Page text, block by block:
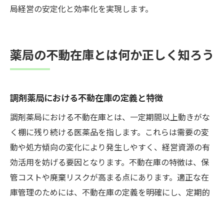
局経営の安定化と効率化を実現します。
薬局の不動在庫とは何か正しく知ろう
調剤薬局における不動在庫の定義と特徴
調剤薬局における不動在庫とは、一定期間以上動きがな
く棚に残り続ける医薬品を指します。これらは需要の変
動や処方傾向の変化により発生しやすく、経営資源の有
効活用を妨げる要因となります。不動在庫の特徴は、保
管コストや廃棄リスクが高まる点にあります。適正な在
庫管理のためには、不動在庫の定義を明確にし、定期的